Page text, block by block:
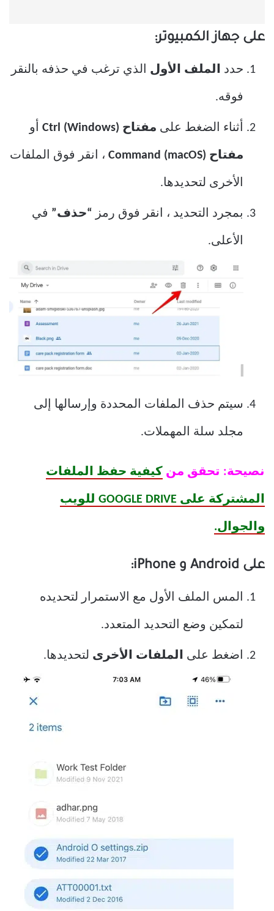
على جهاز الكمبيوتر:
حدد الملف الأول الذي ترغب في حذفه بالنقر
فوقه.
أثناء الضغط على مفتاح Ctrl (Windows) أو
مفتاح Command (macOS) ، انقر فوق الملفات
الأخرى لتحديدها.
بمجرد التحديد ، انقر فوق رمز “حذف” في
الأعلى.
سيتم حذف الملفات المحددة وإرسالها إلى
مجلد سلة المهملات.
نصيحة: تحقق من كيفية حفظ الملفات
المشتركة على GOOGLE DRIVE للويب
والجوال.
على Android و iPhone:
المس الملف الأول مع الاستمرار لتحديده
لتمكين وضع التحديد المتعدد.
اضغط على الملفات الأخرى لتحديدها.